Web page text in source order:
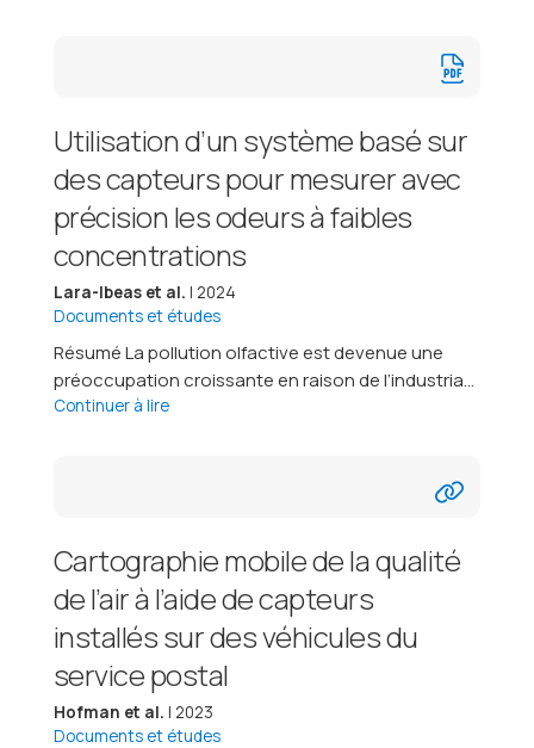
Utilisation d’un système basé sur
des capteurs pour mesurer avec
précision les odeurs à faibles
concentrations
Lara-Ibeas et al. | 2024
Documents et études
Résumé La pollution olfactive est devenue une
préoccupation croissante en raison de l’industria...
Continuer à lire
Cartographie mobile de la qualité
de l’air à l’aide de capteurs
installés sur des véhicules du
service postal
Hofman et al. | 2023
Documents et études